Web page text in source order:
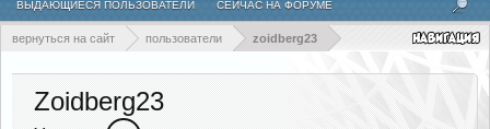
вернуться на сайт пользователи zoidberg23
Zoidberg23
ВЫДАЮЩИЕСЯ ПОЛЬЗОВАТЕЛИ СЕЙЧАС НА ФОРУМЕ
НЕДАВНЯЯ АКТИВНОСТЬ НОВЫЕ СООБЩЕНИЯ ПРОФИЛЯ